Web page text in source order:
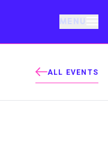
MENU
ALL EVENTS